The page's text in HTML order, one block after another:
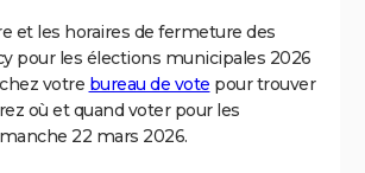
et les horaires de fermeture des
pour les élections municipales 2026
votre bureau de vote pour trouver
où et quand voter pour les
22 mars 2026.